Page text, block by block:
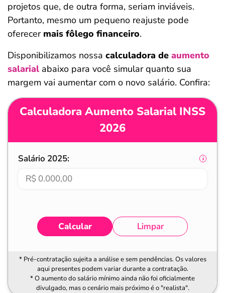
projetos que, de outra forma, seriam inviáveis.
Portanto, mesmo um pequeno reajuste pode
oferecer mais fôlego financeiro.
Disponibilizamos nossa calculadora de aumento
salarial abaixo para você simular quanto sua
margem vai aumentar com o novo salário. Confira:
Calculadora Aumento Salarial INSS
2026
Salário 2025:
Calcular Limpar
* Pré-contratação sujeita a análise e sem pendências. Os valores
aqui presentes podem variar durante a contratação.
* O aumento do salário mínimo ainda não foi oficialmente
divulgado, mas o cenário mais próximo é o "realista".